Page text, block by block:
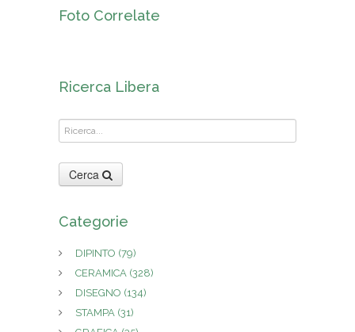
Foto Correlate
Ricerca Libera
Cerca
Categorie
DIPINTO (79)
CERAMICA (328)
DISEGNO (134)
STAMPA (31)